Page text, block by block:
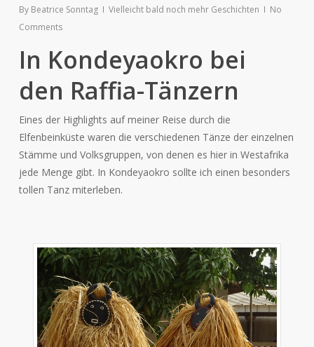
By Beatrice Sonntag Vielleicht bald noch mehr Geschichten
No
Comments
In Kondeyaokro bei
den Raffia-Tänzern
Eines der Highlights auf meiner Reise durch die
Elfenbeinküste waren die verschiedenen Tänze der einzelnen
Stämme und Volksgruppen, von denen es hier in Westafrika
jede Menge gibt. In Kondeyaokro sollte ich einen besonders
tollen Tanz miterleben.